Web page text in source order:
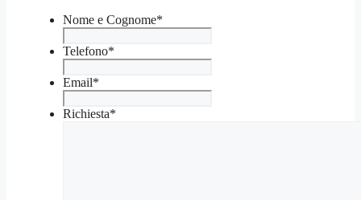
Nome e Cognome*
Telefono*
Email*
Richiesta*